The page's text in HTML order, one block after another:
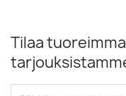
Tilaa